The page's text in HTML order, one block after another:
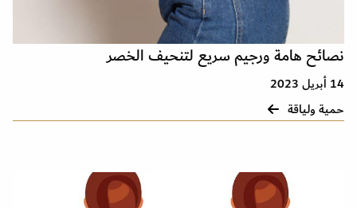
نصائح هامة ورجيم سريع لتنحيف الخصر
14 أبريل 2023
حمية ولياقة